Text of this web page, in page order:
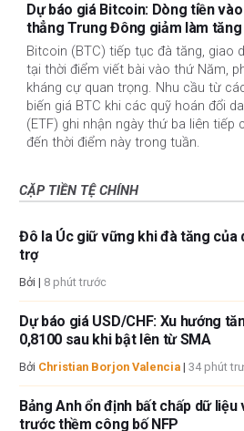
Dự báo giá Bitcoin: Dòng tiền
thẳng Trung Đông giảm làm
Bitcoin (BTC) tiếp tục đà tăng, giao
tại thời điểm viết bài vào thứ Năm,
kháng cự quan trọng. Nhu cầu từ
biến giá BTC khi các quỹ hoán đổi
(ETF) ghi nhận ngày thứ ba liên tiếp
đến thời điểm này trong tuần.
CẶP TIỀN TỆ CHÍNH
Đô la Úc giữ vững khi đà tăng của
trợ
Bởi | 8 phút trước
Dự báo giá USD/CHF: Xu hướng
0,8100 sau khi bật lên từ SMA
Bởi Christian Borjon Valencia | 34 phút
Bảng Anh ổn định bất chấp dữ
trước thềm công bố NFP